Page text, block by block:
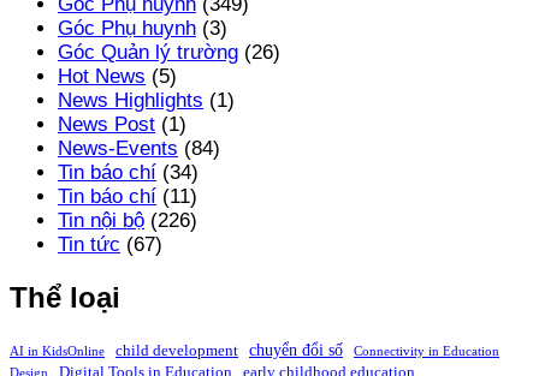
Góc Phụ huynh (3)
Góc Quản lý trường (26)
Hot News (5)
News Highlights (1)
News Post (1)
News-Events (84)
Tin báo chí (34)
Tin báo chí (11)
Tin nội bộ (226)
Tin tức (67)
Thể loại
AI in KidsOnline child development chuyển đổi số
Connectivity in Education
Design
Digital Tools in Education early childhood education